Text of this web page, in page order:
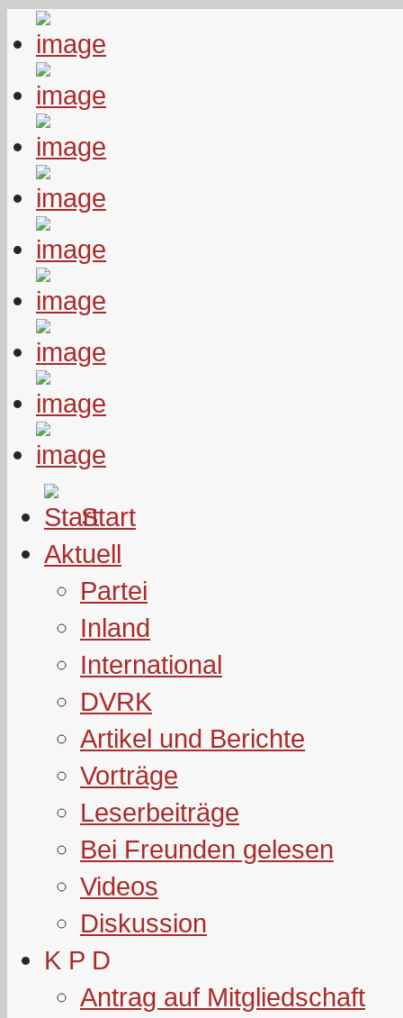
Start
Aktuell
Partei
Inland
International
DVRK
Artikel und Berichte
Vorträge
Leserbeiträge
Bei Freunden gelesen
Videos
Diskussion
K P D
Antrag auf Mitgliedschaft